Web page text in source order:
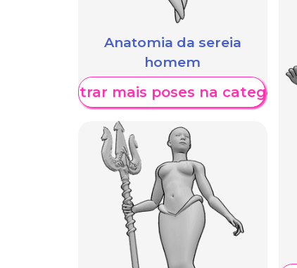
Anatomia da sereia
homem
Mostrar mais poses na categoria